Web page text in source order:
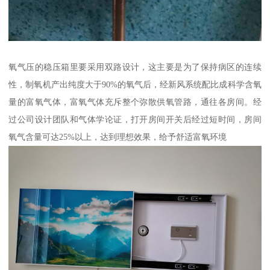
氧气压的稳压箱里要采用双路设计，这主要是为了保持病区的连续
性，制氧机产出纯度大于90%的氧气后，经新风系统配比成科学含氧
量的富氧气体，富氧气体充斥整个弥散供氧管路，通往各房间。经
过公司设计团队和气体学论证，打开房间开关后经过短时间，房间
氧气含量可达25%以上，达到理想效果，给予舒适富氧环境